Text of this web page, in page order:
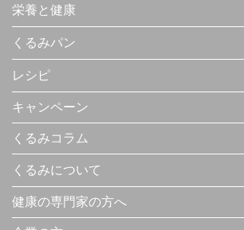
栄養と健康
くるみパン
レシピ
キャンペーン
くるみコラム
くるみについて
健康の専門家の方へ